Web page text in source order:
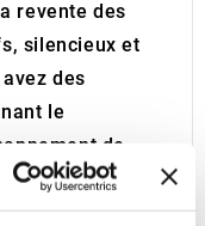
revente des
silencieux et
des
le
de
contacter.
1955 et est